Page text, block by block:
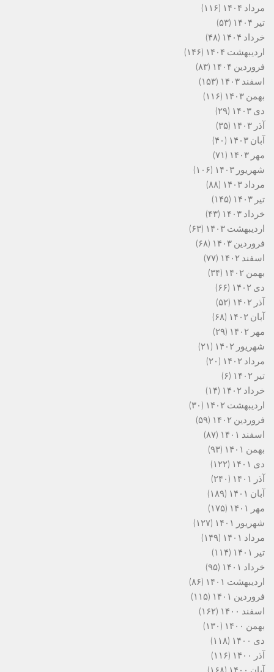
مرداد ۱۴۰۴
(۱۱۶)
تیر ۱۴۰۴
(۵۳)
خرداد ۱۴۰۴
(۴۸)
اردیبهشت ۱۴۰۴
(۱۴۶)
فروردین ۱۴۰۴
(۸۳)
اسفند ۱۴۰۳
(۱۵۳)
بهمن ۱۴۰۳
(۱۱۶)
دی ۱۴۰۳
(۲۹)
آذر ۱۴۰۳
(۳۵)
آبان ۱۴۰۳
(۴۰)
مهر ۱۴۰۳
(۷۱)
شهریور ۱۴۰۳
(۱۰۶)
مرداد ۱۴۰۳
(۸۸)
تیر ۱۴۰۳
(۱۴۵)
خرداد ۱۴۰۳
(۴۳)
اردیبهشت ۱۴۰۳
(۶۳)
فروردین ۱۴۰۳
(۶۸)
اسفند ۱۴۰۲
(۷۷)
بهمن ۱۴۰۲
(۳۴)
دی ۱۴۰۲
(۶۶)
آذر ۱۴۰۲
(۵۲)
آبان ۱۴۰۲
(۶۸)
مهر ۱۴۰۲
(۲۹)
شهریور ۱۴۰۲
(۲۱)
مرداد ۱۴۰۲
(۲۰)
تیر ۱۴۰۲
(۶)
خرداد ۱۴۰۲
(۱۴)
اردیبهشت ۱۴۰۲
(۳۰)
فروردین ۱۴۰۲
(۵۹)
اسفند ۱۴۰۱
(۸۷)
بهمن ۱۴۰۱
(۹۳)
دی ۱۴۰۱
(۱۲۲)
آذر ۱۴۰۱
(۲۴۰)
آبان ۱۴۰۱
(۱۸۹)
مهر ۱۴۰۱
(۱۷۵)
شهریور ۱۴۰۱
(۱۲۷)
مرداد ۱۴۰۱
(۱۴۹)
تیر ۱۴۰۱
(۱۱۴)
خرداد ۱۴۰۱
(۹۵)
اردیبهشت ۱۴۰۱
(۸۶)
فروردین ۱۴۰۱
(۱۱۵)
اسفند ۱۴۰۰
(۱۶۲)
بهمن ۱۴۰۰
(۱۳۰)
دی ۱۴۰۰
(۱۱۸)
آذر ۱۴۰۰
(۱۱۶)